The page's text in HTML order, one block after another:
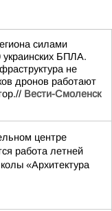
силами
БПЛА.
не
дронов работают
Вести-Смоленск
центре
работа летней
«Архитектура